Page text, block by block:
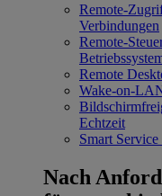
Remote-
Verbindungen
Remote-
Remote
Wake-on-
Echtzeit
Smart Service
Nach